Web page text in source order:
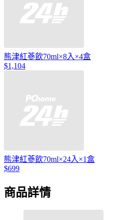
熊津紅蔘飲70ml×8入×4盒
$1,104
熊津紅蔘飲70ml×24入×1盒
$699
商品詳情